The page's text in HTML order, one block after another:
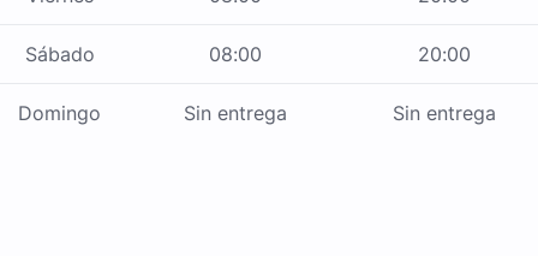
Sábado 08:00 20:00
Domingo Sin entrega Sin entrega